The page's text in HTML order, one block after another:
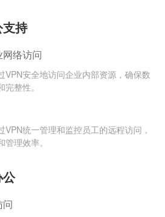
持
络访问
VPN安全地访问企业内部资源，确保数
整性。
VPN统一管理和监控员工的远程访问，
理效率。
问